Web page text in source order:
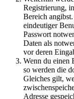
Registrierung,
Bereich
eindeutiger
Passwort
Daten als
vor deren
Wenn du einen
so werden die
Gleiches gilt,
Adresse